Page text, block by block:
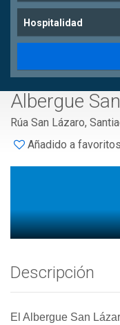
Hospitalidad
Albergue
Rúa San Lázaro,
Añadido a favoritos
Descripción
El Albergue San